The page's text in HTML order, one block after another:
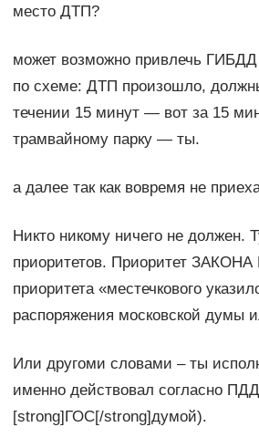
место ДТП?
может возможно привлечь ГИБДД
по схеме: ДТП произошло,
течении 15 минут — вот за 15
трамвайному парку — ты.
а далее так как вовремя не
Никто никому ничего не должен.
приоритетов. Приоритет
приоритета «местечкового
распоряжения московской думы
Или другоми словами – ты
именно действовал согласно
[strong]ГОС[/strong]думой).